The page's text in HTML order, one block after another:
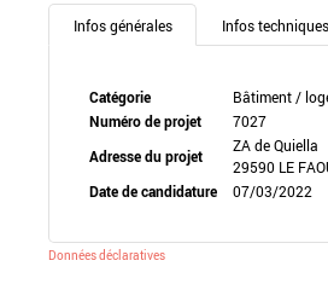
Infos générales Infos techniques
Catégorie
Bâtiment /
Numéro de projet
7027
Adresse du projet
ZA de Quiella
29590 LE
Date de candidature
07/03/2022
Données déclaratives